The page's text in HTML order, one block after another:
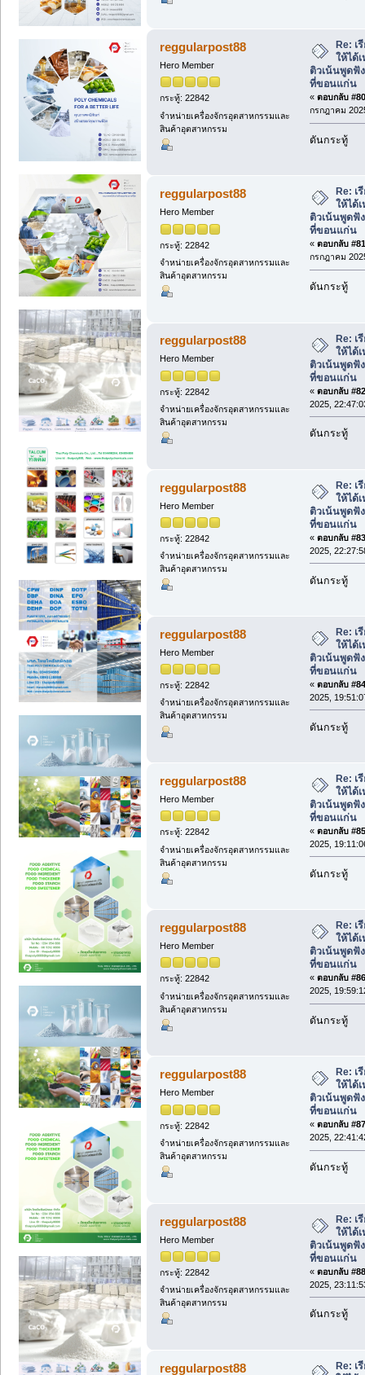
reggularpost88
Hero Member
กระทู้: 22842
จำหน่ายเครื่องจักรอุตสาหกรรมและ
สินค้าอุตสาหกรรม
Re: เ
ให้ได้
ติวเน้นพูดฟั
ที่ขอนแก่น
« ตอบกลับ
กรกฎาคม
ดันกระทู้
reggularpost88
Hero Member
กระทู้: 22842
จำหน่ายเครื่องจักรอุตสาหกรรมและ
สินค้าอุตสาหกรรม
Re: เ
ให้ได้
ติวเน้นพูดฟั
ที่ขอนแก่น
« ตอบกลับ
กรกฎาคม
ดันกระทู้
reggularpost88
Hero Member
กระทู้: 22842
จำหน่ายเครื่องจักรอุตสาหกรรมและ
สินค้าอุตสาหกรรม
Re: เ
ให้ได้
ติวเน้นพูดฟั
ที่ขอนแก่น
« ตอบกลับ
2025,
ดันกระทู้
reggularpost88
Hero Member
กระทู้: 22842
จำหน่ายเครื่องจักรอุตสาหกรรมและ
สินค้าอุตสาหกรรม
Re: เ
ให้ได้
ติวเน้นพูดฟั
ที่ขอนแก่น
« ตอบกลับ
2025,
ดันกระทู้
reggularpost88
Hero Member
กระทู้: 22842
จำหน่ายเครื่องจักรอุตสาหกรรมและ
สินค้าอุตสาหกรรม
Re: เ
ให้ได้
ติวเน้นพูดฟั
ที่ขอนแก่น
« ตอบกลับ
2025,
ดันกระทู้
reggularpost88
Hero Member
กระทู้: 22842
จำหน่ายเครื่องจักรอุตสาหกรรมและ
สินค้าอุตสาหกรรม
Re: เ
ให้ได้
ติวเน้นพูดฟั
ที่ขอนแก่น
« ตอบกลับ
2025,
ดันกระทู้
reggularpost88
Hero Member
กระทู้: 22842
จำหน่ายเครื่องจักรอุตสาหกรรมและ
สินค้าอุตสาหกรรม
Re: เ
ให้ได้
ติวเน้นพูดฟั
ที่ขอนแก่น
« ตอบกลับ
2025,
ดันกระทู้
reggularpost88
Hero Member
กระทู้: 22842
จำหน่ายเครื่องจักรอุตสาหกรรมและ
สินค้าอุตสาหกรรม
Re: เ
ให้ได้
ติวเน้นพูดฟั
ที่ขอนแก่น
« ตอบกลับ
2025,
ดันกระทู้
reggularpost88
Hero Member
กระทู้: 22842
จำหน่ายเครื่องจักรอุตสาหกรรมและ
สินค้าอุตสาหกรรม
Re: เ
ให้ได้
ติวเน้นพูดฟั
ที่ขอนแก่น
« ตอบกลับ
2025,
ดันกระทู้
reggularpost88
Re: เ